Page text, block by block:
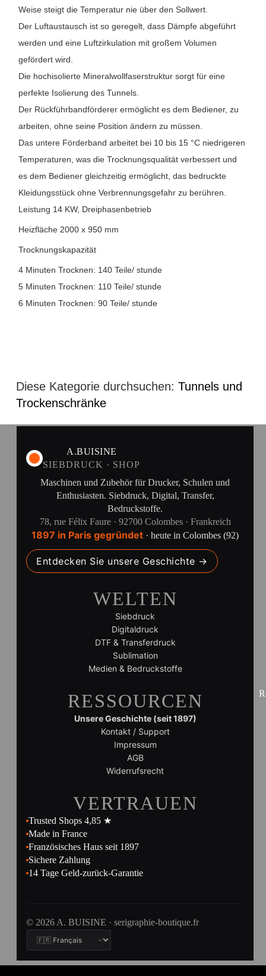
Weise steigt die Temperatur nie über den Sollwert.
Der Luftaustausch ist so geregelt, dass Dämpfe abgeführt
werden und eine Luftzirkulation mit großem Volumen
gefördert wird.
Die hochisolierte Mineralwollfaserstruktur sorgt für eine
perfekte Isolierung des Tunnels.
Der Rückführbandförderer ermöglicht es dem Bediener, zu
arbeiten, ohne seine Position ändern zu müssen.
Das untere Förderband arbeitet bei 10 bis 15 °C niedrigeren
Temperaturen, was die Trocknungsqualität verbessert und
es dem Bediener gleichzeitig ermöglicht, das bedruckte
Kleidungsstück ohne Verbrennungsgefahr zu berühren.
Leistung 14 KW, Dreiphasenbetrieb
Heizfläche 2000 x 950 mm
Trocknungskapazität
4 Minuten Trocknen: 140 Teile/ stunde
5 Minuten Trocknen: 110 Teile/ stunde
6 Minuten Trocknen: 90 Teile/ stunde
Diese Kategorie durchsuchen:Tunnels und
Trockenschränke
A.BUISINE
SIEBDRUCK · SHOP
Maschinen und Zubehör für Drucker, Schulen und
Enthusiasten. Siebdruck, Digital, Transfer,
Bedruckstoffe.
78, rue Félix Faure · 92700 Colombes · Frankreich
1897 in Paris gegründet · heute in Colombes (92)
Entdecken Sie unsere Geschichte →
WELTEN
Siebdruck
Digitaldruck
DTF & Transferdruck
Sublimation
Medien & Bedruckstoffe
RESSOURCEN
Unsere Geschichte (seit 1897)
Kontakt / Support
Impressum
AGB
Widerrufsrecht
VERTRAUEN
Trusted Shops 4,85 ★
Made in France
Französisches Haus seit 1897
Sichere Zahlung
14 Tage Geld-zurück-Garantie
© 2026 A. BUISINE · serigraphie-boutique.fr